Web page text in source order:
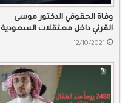
وفاة الحقوقي الدكتور موسى
القرني داخل معتقلات السعودية
12/10/2021